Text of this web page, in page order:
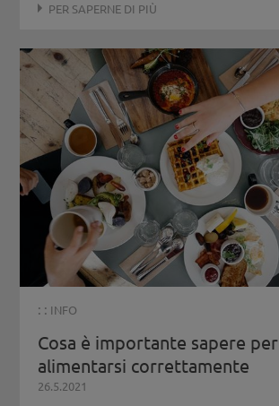
PER SAPERNE DI PIÙ
: : INFO
Cosa è importante sapere per
alimentarsi correttamente
26.5.2021